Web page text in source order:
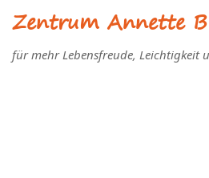
Zentrum Annette
für mehr Lebensfreude, Leichtigkeit